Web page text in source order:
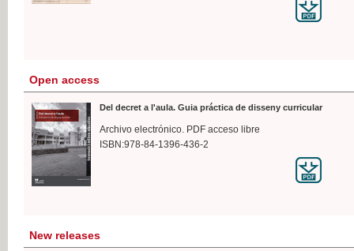
Open access
Del decret a l'aula. Guia práctica de disseny curricular
Archivo electrónico. PDF acceso libre
ISBN:978-84-1396-436-2
New releases